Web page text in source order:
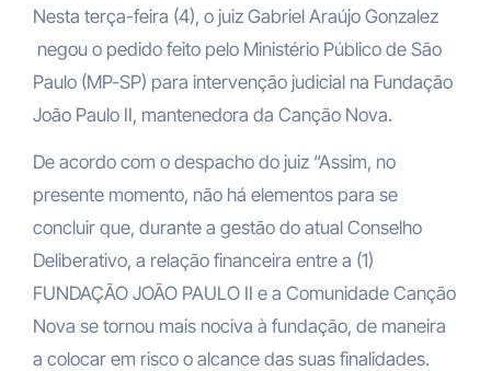
Nesta terça-feira (4), o juiz Gabriel Araújo Gonzalez
negou o pedido feito pelo Ministério Público de São
Paulo (MP-SP) para intervenção judicial na Fundação
João Paulo II, mantenedora da Canção Nova.
De acordo com o despacho do juiz “Assim, no
presente momento, não há elementos para se
concluir que, durante a gestão do atual Conselho
Deliberativo, a relação financeira entre a (1)
FUNDAÇÃO JOÃO PAULO II e a Comunidade Canção
Nova se tornou mais nociva à fundação, de maneira
a colocar em risco o alcance das suas finalidades.